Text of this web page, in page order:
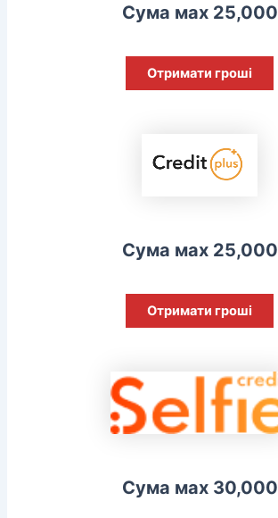
Сума мах 25,000
Отримати гроші
Сума мах 25,000
Отримати гроші
Сума мах 30,000